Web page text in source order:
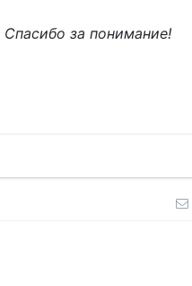
Спасибо за понимание!